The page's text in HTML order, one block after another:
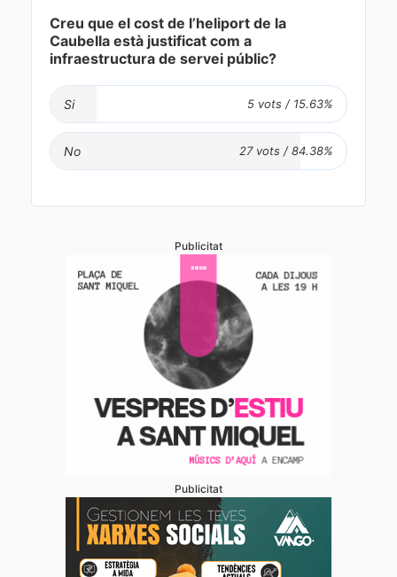
Creu que el cost de l’heliport de la
Caubella està justificat com a
infraestructura de servei públic?
Si
No
Publicitat
Publicitat